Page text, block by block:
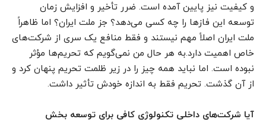
و کیفیت نیز پایین آمده است. ضرر تأخیر و افزایش زمان
توسعه این فازها را چه کسی می‌دهد؟ جز ملت ایران؟ اما ظاهراً
ملت ایران اصلاً مهم نیستند و فقط منافع یک سری از شرکت‌های
خاص اهمیت دارد.به هر حال من نمی‌گویم که تحریم‌ها مؤثر
نبوده است. اما نباید همه چیز را در زیر ظلمت تحریم پنهان کرد و
از آن گذشت. تحریم فقط به اندازه خودش تأثیر داشت.
آیا شرکت‌های داخلی تکنولوژی کافی برای توسعه بخش